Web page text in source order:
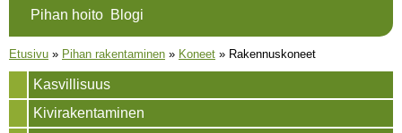
Pihan hoito Blogi
Olet täällä
Etusivu » Pihan rakentaminen » Koneet » Rakennuskoneet
Kasvillisuus
Kivirakentaminen